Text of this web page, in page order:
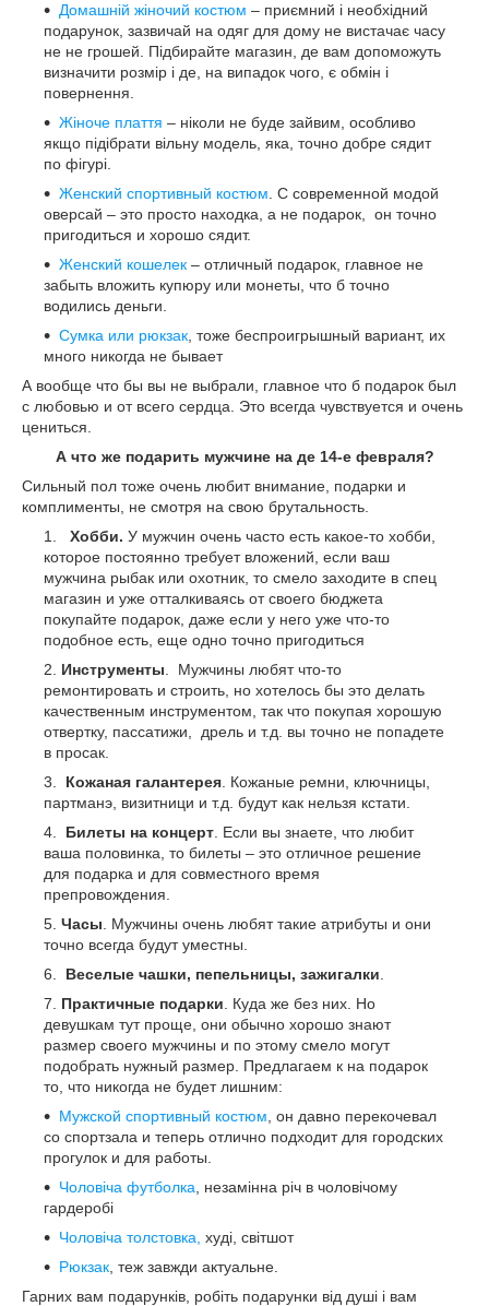
Домашній жіночий костюм – приємний і необхідний
подарунок, зазвичай на одяг для дому не вистачає часу
не не грошей. Підбирайте магазин, де вам допоможуть
визначити розмір і де, на випадок чого, є обмін і
повернення.
Жіноче плаття – ніколи не буде зайвим, особливо
якщо підібрати вільну модель, яка, точно добре сядит
по фігурі.
Женский спортивный костюм . С современной модой
оверсай – это просто находка, а не подарок, он точно
пригодиться и хорошо сядит.
Женский кошелек – отличный подарок, главное не
забыть вложить купюру или монеты, что б точно
водились деньги.
Сумка или рюкзак , тоже беспроигрышный вариант, их
много никогда не бывает
А вообще что бы вы не выбрали, главное что б подарок был
с любовью и от всего сердца. Это всегда чувствуется и очень
цениться.
А что же подарить мужчине на де 14-е февраля?
Сильный пол тоже очень любит внимание, подарки и
комплименты, не смотря на свою брутальность.
Хобби. У мужчин очень часто есть какое-то хобби,
которое постоянно требует вложений, если ваш
мужчина рыбак или охотник, то смело заходите в спец
магазин и уже отталкиваясь от своего бюджета
покупайте подарок, даже если у него уже что-то
подобное есть, еще одно точно пригодиться
Инструменты . Мужчины любят что-то
ремонтировать и строить, но хотелось бы это делать
качественным инструментом, так что покупая хорошую
отвертку, пассатижи, дрель и т.д. вы точно не попадете
в просак.
Кожаная галантерея . Кожаные ремни, ключницы,
партманэ, визитници и т.д. будут как нельзя кстати.
Билеты на концерт . Если вы знаете, что любит
ваша половинка, то билеты – это отличное решение
для подарка и для совместного время
препровождения.
Часы . Мужчины очень любят такие атрибуты и они
точно всегда будут уместны.
Веселые чашки, пепельницы, зажигалки
Практичные подарки . Куда же без них. Но
девушкам тут проще, они обычно хорошо знают
размер своего мужчины и по этому смело могут
подобрать нужный размер. Предлагаем к на подарок
то, что никогда не будет лишним:
Мужской спортивный костюм , он давно перекочевал
со спортзала и теперь отлично подходит для городских
прогулок и для работы.
Чоловіча футболка , незамінна річ в чоловічому
гардеробі
Чоловіча толстовка, худі, світшот
Рюкзак , теж завжди актуальне.
Гарних вам подарунків, робіть подарунки від душі і вам